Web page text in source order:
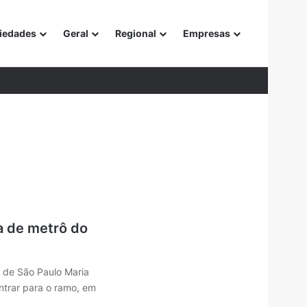
Geral Regional Empresas
de metrô do
São Paulo Maria
para o ramo, em